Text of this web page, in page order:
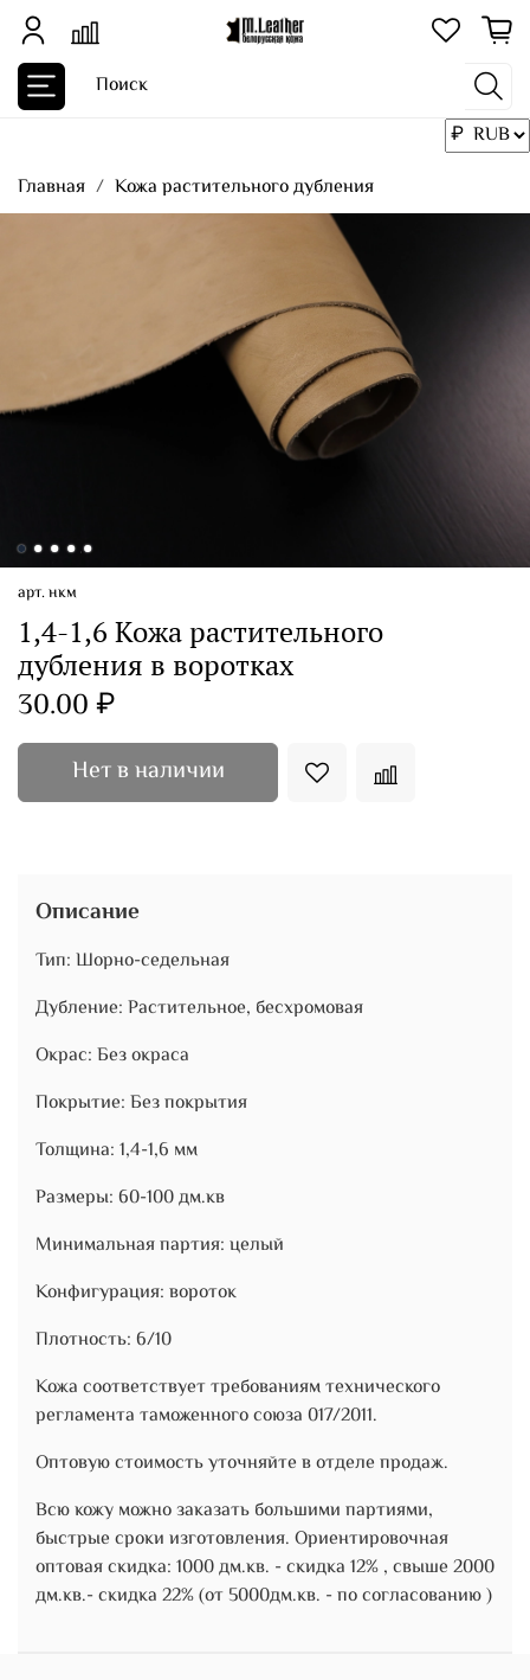
Главная Кожа растительного дубления
арт.нкм
1,4-1,6 Кожа растительного
дубления в воротках
30.00 ₽
Нет в наличии
Описание
Тип: Шорно-седельная
Дубление: Растительное, бесхромовая
Окрас: Без окраса
Покрытие: Без покрытия
Толщина: 1,4-1,6 мм
Размеры: 60-100 дм.кв
Минимальная партия: целый
Конфигурация: вороток
Плотность: 6/10
Кожа соответствует требованиям технического
регламента таможенного союза 017/2011.
Оптовую стоимость уточняйте в отделе продаж.
Всю кожу можно заказать большими партиями,
быстрые сроки изготовления. Ориентировочная
оптовая скидка: 1000 дм.кв. - скидка 12% , свыше 2000
дм.кв.- скидка 22% (от 5000дм.кв. - по согласованию )